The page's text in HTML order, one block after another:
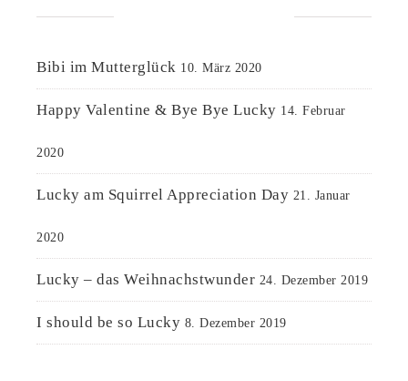
Bibi im Mutterglück 10. März 2020
Happy Valentine & Bye Bye Lucky 14. Februar
2020
Lucky am Squirrel Appreciation Day 21. Januar
2020
Lucky – das Weihnachstwunder 24. Dezember 2019
I should be so Lucky 8. Dezember 2019